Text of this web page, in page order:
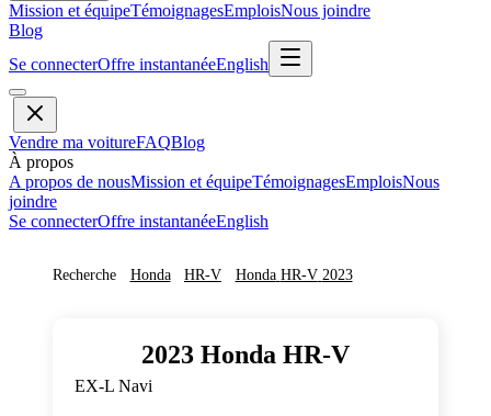
Mission et équipeTémoignagesEmploisNous joindre
Blog
Se connecterOffre instantanéeEnglish
Vendre ma voitureFAQBlog
À propos
A propos de nousMission et équipeTémoignagesEmploisNous
joindre
Se connecterOffre instantanéeEnglish
Recherche Honda HR-V Honda HR-V 2023
2023 Honda HR-V
EX-L Navi